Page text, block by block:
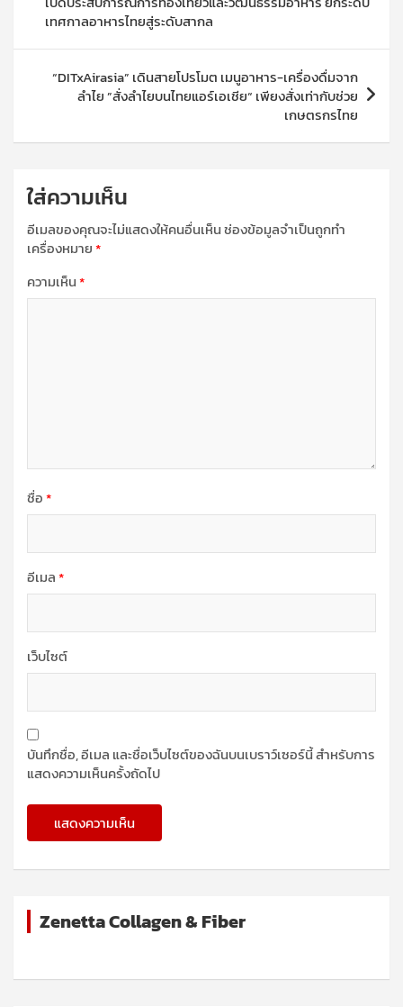
เทศกาลอาหารไทยสู่ระดับสากล
“DITxAirasia” เดินสายโปรโมต เมนูอาหาร-เครื่องดื่มจาก
ลำไย ”สั่งลำไยบนไทยแอร์เอเชีย“ เพียงสั่งเท่ากับช่วย
เกษตรกรไทย
ใส่ความเห็น
อีเมลของคุณจะไม่แสดงให้คนอื่นเห็นช่องข้อมูลจำเป็นถูกทำ
เครื่องหมาย*
ความเห็น*
ชื่อ*
อีเมล*
เว็บไซต์
บันทึกชื่อ, อีเมล และชื่อเว็บไซต์ของฉันบนเบราว์เซอร์นี้ สำหรับการ
แสดงความเห็นครั้งถัดไป
Zenetta Collagen & Fiber